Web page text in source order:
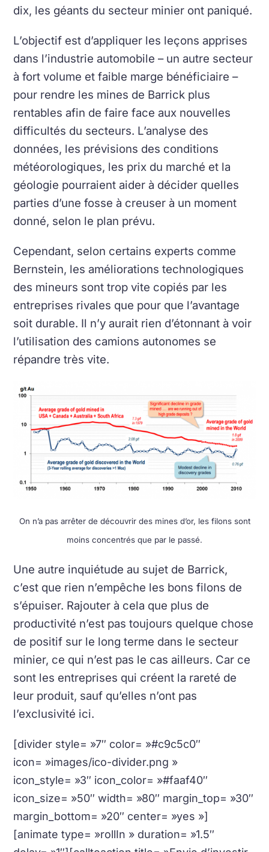
dix, les géants du secteur minier ont paniqué.
L’objectif est d’appliquer les leçons apprises
dans l’industrie automobile – un autre secteur
à fort volume et faible marge bénéficiaire –
pour rendre les mines de Barrick plus
rentables afin de faire face aux nouvelles
difficultés du secteurs. L’analyse des
données, les prévisions des conditions
météorologiques, les prix du marché et la
géologie pourraient aider à décider quelles
parties d’une fosse à creuser à un moment
donné, selon le plan prévu.
Cependant, selon certains experts comme
Bernstein, les améliorations technologiques
des mineurs sont trop vite copiés par les
entreprises rivales que pour que l’avantage
soit durable. Il n’y aurait rien d’étonnant à voir
l’utilisation des camions autonomes se
répandre très vite.
On n’a pas arrêter de découvrir des mines d’or, les filons sont
moins concentrés que par le passé.
Une autre inquiétude au sujet de Barrick,
c’est que rien n’empêche les bons filons de
s’épuiser. Rajouter à cela que plus de
productivité n’est pas toujours quelque chose
de positif sur le long terme dans le secteur
minier, ce qui n’est pas le cas ailleurs. Car ce
sont les entreprises qui créent la rareté de
leur produit, sauf qu’elles n’ont pas
l’exclusivité ici.
[divider style= »7″ color= »#c9c5c0″
icon= »images/ico-divider.png »
icon_style= »3″ icon_color= »#faaf40″
icon_size= »50″ width= »80″ margin_top= »30″
margin_bottom= »20″ center= »yes »]
[animate type= »rollIn » duration= »1.5″